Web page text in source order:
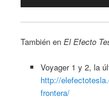
También enEl Efecto
Voyager 1 y 2, la
http://
frontera/